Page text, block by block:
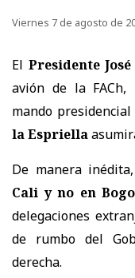
Viernes 7 de agosto de
El Presidente
avión de la
mando
la Espriella
De manera
Cali y no en
delegaciones
de rumbo del
derecha.